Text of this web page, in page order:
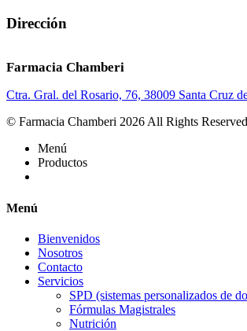
Dirección
Farmacia Chamberi
Ctra. Gral. del Rosario, 76, 38009 Santa Cruz
© Farmacia Chamberi 2026 All Rights Reserved
Menú
Productos
Menú
Bienvenidos
Nosotros
Contacto
Servicios
SPD (sistemas personalizados de
Fórmulas Magistrales
Nutrición